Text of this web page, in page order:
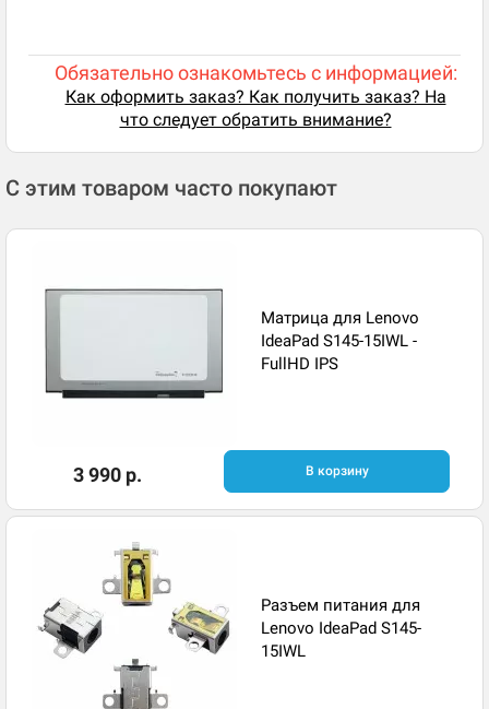
Обязательно ознакомьтесь с информацией:
Как оформить заказ? Как получить заказ? На
что следует обратить внимание?
С этим товаром часто покупают
Матрица для Lenovo
IdeaPad S145-15IWL -
FullHD IPS
3 990 р. В корзину
Разъем питания для
Lenovo IdeaPad S145-
15IWL